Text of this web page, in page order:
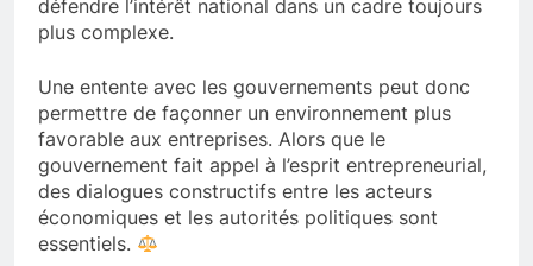
défendre l’intérêt national dans un cadre toujours
plus complexe.
Une entente avec les gouvernements peut donc
permettre de façonner un environnement plus
favorable aux entreprises. Alors que le
gouvernement fait appel à l’esprit entrepreneurial,
des dialogues constructifs entre les acteurs
économiques et les autorités politiques sont
essentiels.